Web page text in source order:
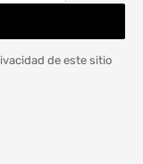
de este sitio